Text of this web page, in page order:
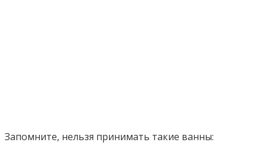
Запомните, нельзя принимать такие ванны: